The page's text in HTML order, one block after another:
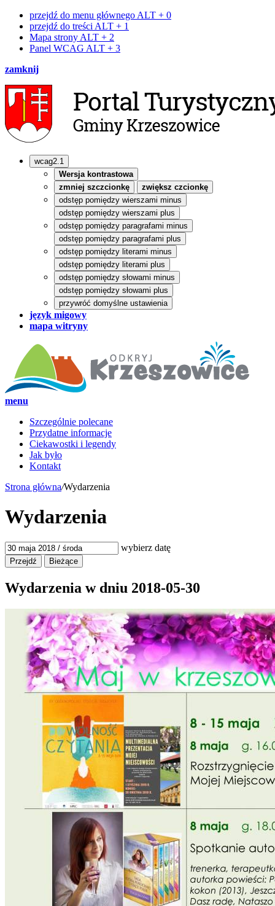
przejdź do menu głównego ALT + 0
przejdź do treści ALT + 1
Mapa strony ALT + 2
Panel WCAG ALT + 3
zamknij
wcag2.1
Wersja kontrastowa
zmniej szczcionkę
zwiększ czcionkę
odstęp pomiędzy wierszami minus
odstęp pomiędzy wierszami plus
odstęp pomiędzy paragrafami minus
odstęp pomiędzy paragrafami plus
odstęp pomiędzy literami minus
odstęp pomiędzy literami plus
odstęp pomiędzy słowami minus
odstęp pomiędzy słowami plus
przywróć domyślne ustawienia
język migowy
mapa witryny
menu
Szczególnie polecane
Przydatne informacje
Ciekawostki i legendy
Jak było
Kontakt
Strona główna/Wydarzenia
Wydarzenia
wybierz datę
Wydarzenia w dniu 2018-05-30